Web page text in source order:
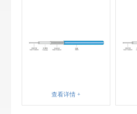
查看详情 +